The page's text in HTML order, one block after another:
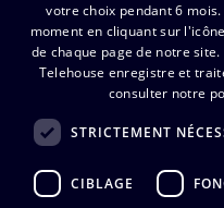
Support
Certificats
FAQ
votre choix pendant 6
moment en cliquant sur
de chaque page de notre site.
Telehouse enregistre et
consulter notre
STRICTEMENT
CIBLAGE